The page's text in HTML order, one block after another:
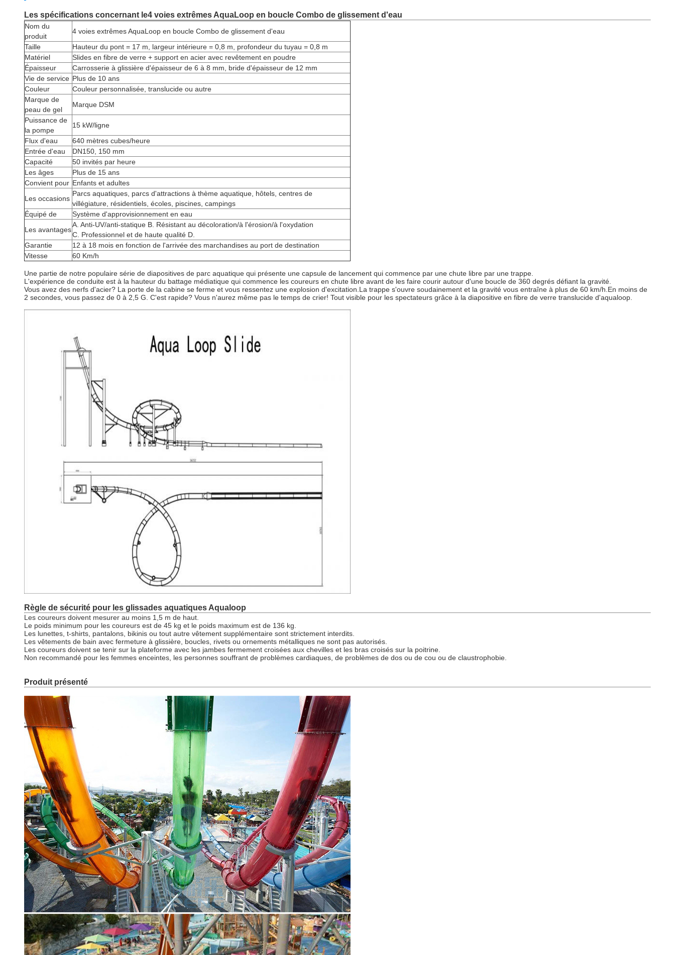
Les spécifications concernant le4 voies extrêmes AquaLoop en boucle Combo de glissement d'eau
Nom du
produit
4 voies extrêmes AquaLoop en boucle Combo de glissement d'eau
Taille
Hauteur du pont = 17 m, largeur intérieure = 0,8 m, profondeur du tuyau = 0,8 m
Matériel
Slides en fibre de verre + support en acier avec revêtement en poudre
Épaisseur
Carrosserie à glissière d'épaisseur de 6 à 8 mm, bride d'épaisseur de 12 mm
Vie de service Plus de 10 ans
Couleur
Couleur personnalisée, translucide ou autre
Marque de
peau de gel
Marque DSM
Puissance de
la pompe
15 kW/ligne
Flux d'eau
640 mètres cubes/heure
Entrée d'eau
DN150, 150 mm
Capacité
50 invités par heure
Les âges
Plus de 15 ans
Convient pour Enfants et adultes
Les occasions
Parcs aquatiques, parcs d'attractions à thème aquatique, hôtels, centres de
villégiature, résidentiels, écoles, piscines, campings
Équipé de
Système d'approvisionnement en eau
Les avantages
A. Anti-UV/anti-statique B. Résistant au décoloration/à l'érosion/à l'oxydation
C. Professionnel et de haute qualité D.
Garantie
12 à 18 mois en fonction de l'arrivée des marchandises au port de destination
Vitesse
60 Km/h
Une partie de notre populaire série de diapositives de parc aquatique qui présente une capsule de lancement qui commence par une chute libre par une trappe.
L'expérience de conduite est à la hauteur du battage médiatique qui commence les coureurs en chute libre avant de les faire courir autour d'une boucle de 360 degrés défiant la gravité.
Vous avez des nerfs d'acier? La porte de la cabine se ferme et vous ressentez une explosion d'excitation.La trappe s'ouvre soudainement et la gravité vous entraîne à plus de 60 km/h.En moins de
2 secondes, vous passez de 0 à 2,5 G. C'est rapide? Vous n'aurez même pas le temps de crier! Tout visible pour les spectateurs grâce à la diapositive en fibre de verre translucide d'aqualoop.
Règle de sécurité pour les glissades aquatiques Aqualoop
Les coureurs doivent mesurer au moins 1,5 m de haut.
Le poids minimum pour les coureurs est de 45 kg et le poids maximum est de 136 kg.
Les lunettes, t-shirts, pantalons, bikinis ou tout autre vêtement supplémentaire sont strictement interdits.
Les vêtements de bain avec fermeture à glissière, boucles, rivets ou ornements métalliques ne sont pas autorisés.
Les coureurs doivent se tenir sur la plateforme avec les jambes fermement croisées aux chevilles et les bras croisés sur la poitrine.
Non recommandé pour les femmes enceintes, les personnes souffrant de problèmes cardiaques, de problèmes de dos ou de cou ou de claustrophobie.
Produit présenté